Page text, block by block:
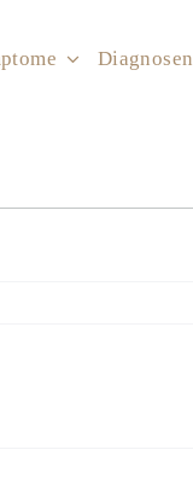
Diagnosen